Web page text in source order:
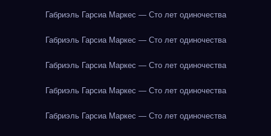
Габриэль Гарсиа Маркес — Сто лет одиночества
Габриэль Гарсиа Маркес — Сто лет одиночества
Габриэль Гарсиа Маркес — Сто лет одиночества
Габриэль Гарсиа Маркес — Сто лет одиночества
Габриэль Гарсиа Маркес — Сто лет одиночества